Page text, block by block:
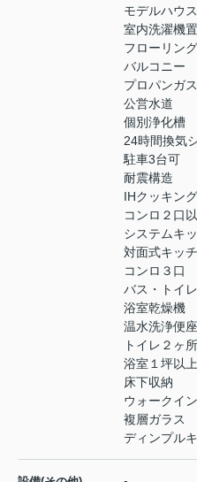
モデルハウス
室内洗濯機
フローリング
バルコニー
プロパンガス
公営水道
個別浄化槽
24時間換気
駐車3台可
耐震構造
IHクッキン
コンロ２口
システムキ
対面式キッ
コンロ３口
バス・トイ
浴室乾燥機
温水洗浄便座
トイレ２ヶ所
浴室１坪以上
床下収納
ウォークイ
複層ガラス
ディンプル